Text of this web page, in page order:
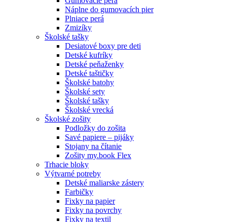
Náplne do gumovacích pier
Plniace perá
Zmizíky
Školské tašky
Desiatové boxy pre deti
Detské kufríky
Detské peňaženky
Detské taštičky
Školské batohy
Školské sety
Školské tašky
Školské vrecká
Školské zošity
Podložky do zošita
Savé papiere – pijáky
Stojany na čítanie
Zošity my.book Flex
Trhacie bloky
Výtvarné potreby
Detské maliarske zástery
Farbičky
Fixky na papier
Fixky na povrchy
Fixky na textil